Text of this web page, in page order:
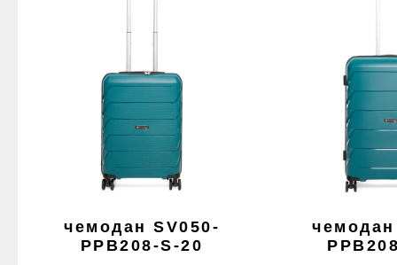
чемодан SV050-
PPB208-S-20